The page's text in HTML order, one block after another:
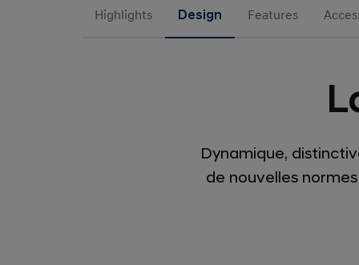
Highlights Design Features
Dynamique,
de nouvelles